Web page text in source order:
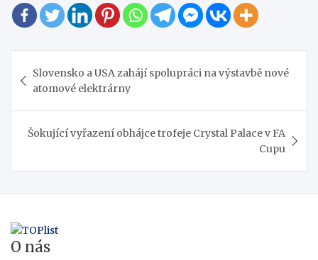
pro
příspěvek
Slovensko a USA zahájí spolupráci na výstavbě nové
atomové elektrárny
Šokující vyřazení obhájce trofeje Crystal Palace v FA
Cupu
O nás